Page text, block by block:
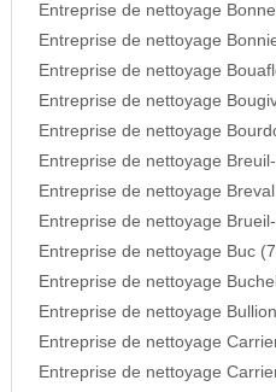
Entreprise de nettoyage
Entreprise de nettoyage
Entreprise de nettoyage
Entreprise de nettoyage
Entreprise de nettoyage
Entreprise de nettoyage
Entreprise de nettoyage
Entreprise de nettoyage
Entreprise de nettoyage Buc
Entreprise de nettoyage
Entreprise de nettoyage
Entreprise de nettoyage
Entreprise de nettoyage